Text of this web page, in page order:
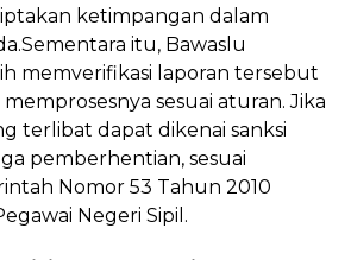
ketimpangan dalam
itu, Bawaslu
memverifikasi laporan tersebut
sesuai aturan. Jika
terlibat dapat dikenai sanksi
pemberhentian, sesuai
Nomor 53 Tahun 2010
Negeri Sipil.